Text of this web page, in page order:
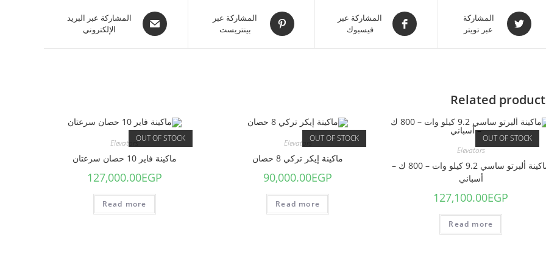
المشاركة
عبر تويتر
المشاركة عبر
فيسبوك
المشاركة عبر
بينتريست
المشاركة عبر البريد
الإلكتروني
Related
OUT OF STOCK
Elevators
ماكينة ألبرتو ساسي 9.2 كيلو وات – 800 ك –
أسباني
127,100.00EGP
Read more
OUT OF STOCK
Elevators
ماكينة إيكر تركي 8 حصان
90,000.00EGP
Read more
OUT OF STOCK
Elevators
ماكينة فاير 10 حصان سرعتان
127,000.00EGP
Read more